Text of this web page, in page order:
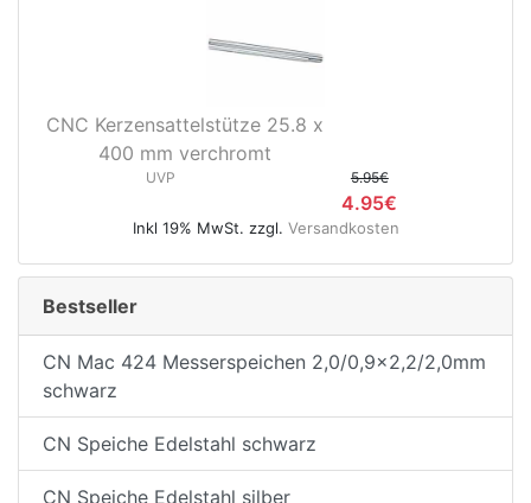
CNC Kerzensattelstütze 25.8 x
400 mm verchromt
UVP 5.95€
4.95€
Inkl 19% MwSt. zzgl. Versandkosten
Bestseller
CN Mac 424 Messerspeichen 2,0/0,9x2,2/2,0mm
schwarz
CN Speiche Edelstahl schwarz
CN Speiche Edelstahl silber